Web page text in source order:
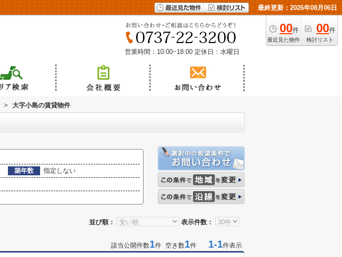
最終更新：2026年08月06日
00件
最近見た物件
00件
検討リスト
営業時間：10:00~18:00 定休日：水曜日
> 大字小島の賃貸物件
築年数
指定しない
並び順： 表示件数：
該当公開件数1件 空き数1件 1-1件表示